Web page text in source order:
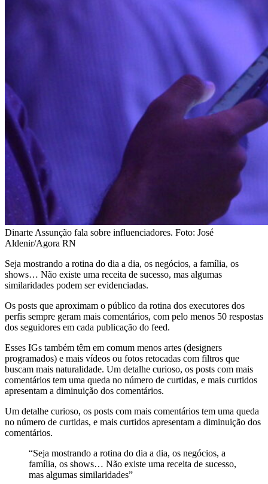
Dinarte Assunção fala sobre influenciadores. Foto: José
Aldenir/Agora RN
Seja mostrando a rotina do dia a dia, os negócios, a família, os
shows… Não existe uma receita de sucesso, mas algumas
similaridades podem ser evidenciadas.
Os posts que aproximam o público da rotina dos executores dos
perfis sempre geram mais comentários, com pelo menos 50 respostas
dos seguidores em cada publicação do feed.
Esses IGs também têm em comum menos artes (designers
programados) e mais vídeos ou fotos retocadas com filtros que
buscam mais naturalidade. Um detalhe curioso, os posts com mais
comentários tem uma queda no número de curtidas, e mais curtidos
apresentam a diminuição dos comentários.
Um detalhe curioso, os posts com mais comentários tem uma queda
no número de curtidas, e mais curtidos apresentam a diminuição dos
comentários.
“Seja mostrando a rotina do dia a dia, os negócios, a
família, os shows… Não existe uma receita de sucesso,
mas algumas similaridades”